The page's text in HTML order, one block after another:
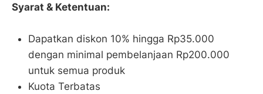
Syarat & Ketentuan:
Dapatkan diskon 10% hingga Rp35.000
dengan minimal pembelanjaan Rp200.000
untuk semua produk
Kuota Terbatas